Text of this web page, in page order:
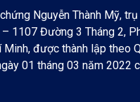
Nguyễn Thành Mỹ,
1107 Đường 3 Tháng 2,
Minh, được thành lập theo
01 tháng 03 năm 2022